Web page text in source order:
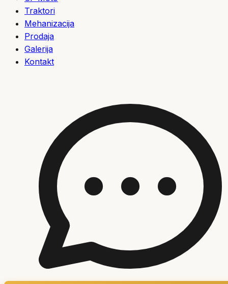
Traktori
Mehanizacija
Prodaja
Galerija
Kontakt